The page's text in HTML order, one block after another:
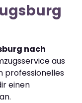
nach
aus
professionelles
einen